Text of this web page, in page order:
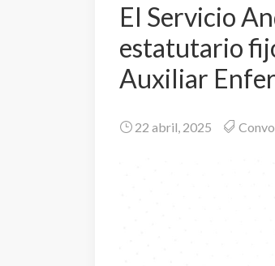
El Servicio
estatutario
Auxiliar
22 abril, 2025